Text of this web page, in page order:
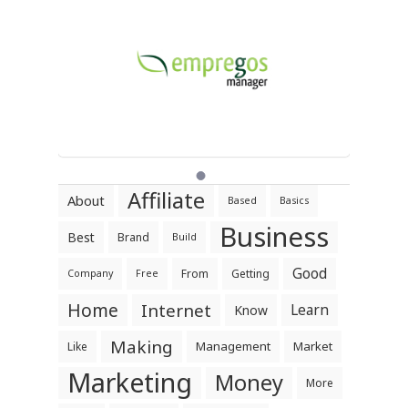
About Affiliate Based Basics
Best Brand Build Business
Company Free From Getting Good
Home Internet Know Learn
Like Making Management Market
Marketing Money More